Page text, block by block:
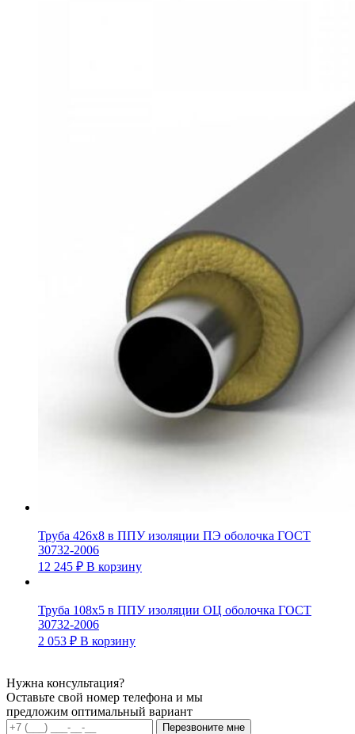
Труба 426х8 в ППУ изоляции ПЭ оболочка ГОСТ
30732-2006
12 245 ₽ В корзину
Труба 108х5 в ППУ изоляции ОЦ оболочка ГОСТ
30732-2006
2 053 ₽ В корзину
Нужна консультация?
Оставьте свой номер телефона и мы
предложим оптимальный вариант
Перезвоните мне